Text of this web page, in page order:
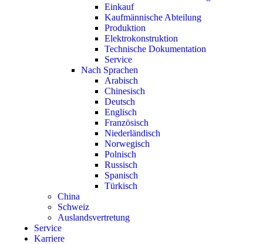
Einkauf
Kaufmännische Abteilung
Produktion
Elektrokonstruktion
Technische Dokumentation
Service
Nach Sprachen
Arabisch
Chinesisch
Deutsch
Englisch
Französisch
Niederländisch
Norwegisch
Polnisch
Russisch
Spanisch
Türkisch
China
Schweiz
Auslandsvertretung
Service
Karriere